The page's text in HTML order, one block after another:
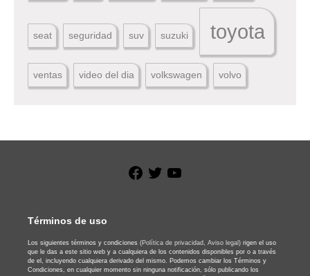
seat seguridad suv suzuki toyota
ventas video del dia volkswagen volvo
Facebook
Twitter
Términos de uso
Los siguientes términos y condiciones (Política de privacidad, Aviso legal) rigen el uso
que le das a este sitio web y a cualquiera de los contenidos disponibles por o a través
de el, incluyendo cualquiera derivado del mismo. Podemos cambiar los Términos y
Condiciones, en cualquier momento sin ninguna notificación, sólo publicando los